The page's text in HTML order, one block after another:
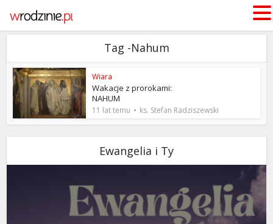
Tag -Nahum
Wiara
Wakacje z prorokami:
NAHUM
11 lat temu ks. Stefan Radziszewski
Ewangelia i Ty